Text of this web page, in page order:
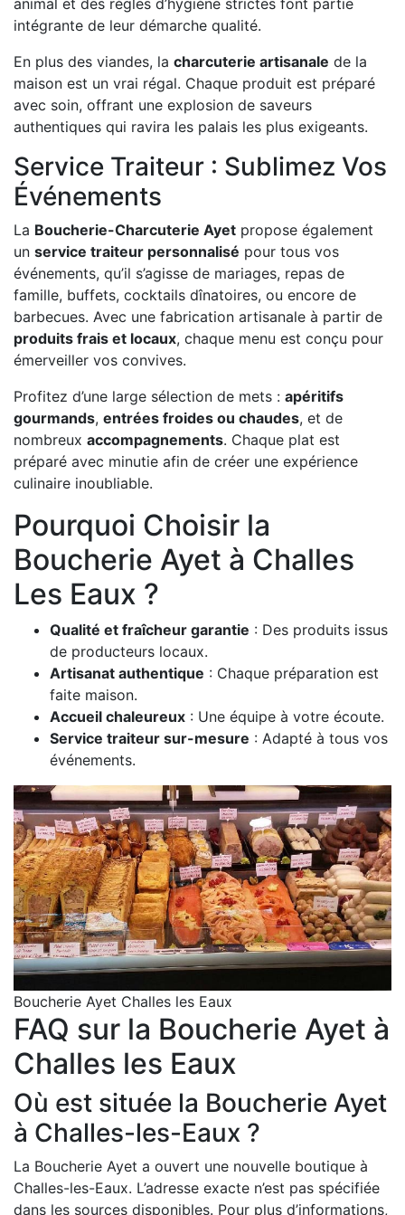
animal et des règles d’hygiène strictes font partie
intégrante de leur démarche qualité.
En plus des viandes, la charcuterie artisanale de la
maison est un vrai régal. Chaque produit est préparé
avec soin, offrant une explosion de saveurs
authentiques qui ravira les palais les plus exigeants.
Service Traiteur : Sublimez Vos
Événements
La Boucherie-Charcuterie Ayet propose également
un service traiteur personnalisé pour tous vos
événements, qu’il s’agisse de mariages, repas de
famille, buffets, cocktails dînatoires, ou encore de
barbecues. Avec une fabrication artisanale à partir de
produits frais et locaux, chaque menu est conçu pour
émerveiller vos convives.
Profitez d’une large sélection de mets : apéritifs
gourmands, entrées froides ou chaudes, et de
nombreux accompagnements. Chaque plat est
préparé avec minutie afin de créer une expérience
culinaire inoubliable.
Pourquoi Choisir la
Boucherie Ayet à Challes
Les Eaux ?
Qualité et fraîcheur garantie : Des produits issus
de producteurs locaux.
Artisanat authentique : Chaque préparation est
faite maison.
Accueil chaleureux : Une équipe à votre écoute.
Service traiteur sur-mesure : Adapté à tous vos
événements.
Boucherie Ayet Challes les Eaux
FAQ sur la Boucherie Ayet à
Challes les Eaux
Où est située la Boucherie Ayet
à Challes-les-Eaux ?
La Boucherie Ayet a ouvert une nouvelle boutique à
Challes-les-Eaux. L’adresse exacte n’est pas spécifiée
dans les sources disponibles. Pour plus d’informations,